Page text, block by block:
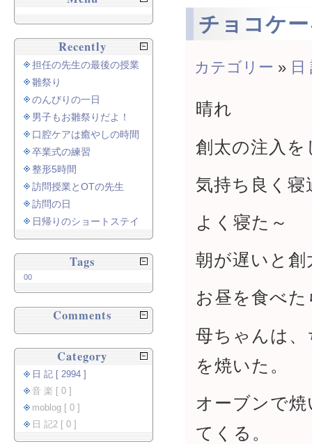
チョコケ
カテゴリー » 日
晴れ
創太の注入
気持ち良く寝
よく寝た～
朝が遅いと
お昼を食べ
母ちゃんは
を焼いた。
オーブンで
てくる。
Recently
担任の先生の最後の授業
雛祭り
のんびりの一日
男子もお雛祭りだよ！
口腔ケアは癒やしの時間
卒業式の練習
整形5時間
訪問授業とOTの先生
訪問の日
日帰りのショートステイ
Tags
00
Comments
Category
日 記 [ 2994 ]
音 楽 [ 0 ]
moblog [ 0 ]
日 記2 [ 0 ]